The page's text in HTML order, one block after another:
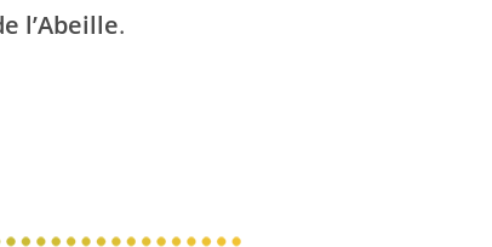
l’Abeille.